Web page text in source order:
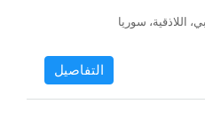
اللاذقية، سوريا
التفاصيل